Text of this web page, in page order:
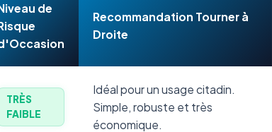
de
Recommandation Tourner à
Droite
TRÈS
FAIBLE
Idéal pour un usage citadin.
Simple, robuste et très
économique.